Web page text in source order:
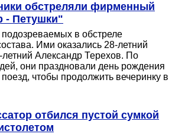
обстреляли фирменный
- Петушки"
в обстреле
Ими оказались 28-летний
Александр Терехов. По
они праздновали день рождения
поезд, чтобы продолжить вечеринку в
отбился пустой сумкой